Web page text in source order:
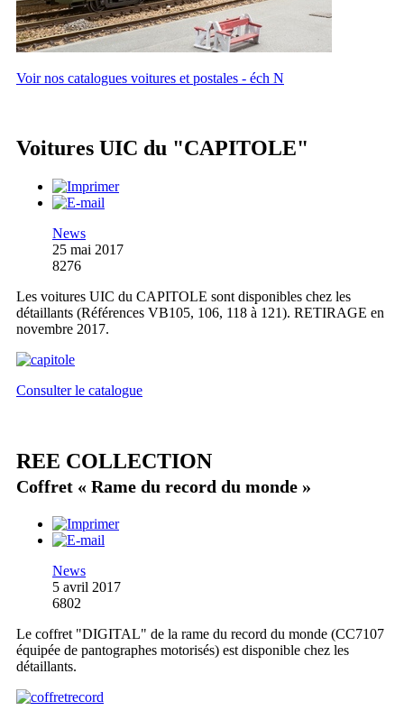
Voir nos catalogues voitures et postales - éch N
Voitures UIC du "CAPITOLE"
News
25 mai 2017
8276
Les voitures UIC du CAPITOLE sont disponibles chez les
détaillants (Références VB105, 106, 118 à 121). RETIRAGE en
novembre 2017.
Consulter le catalogue
REE COLLECTION
Coffret « Rame du record du monde »
News
5 avril 2017
6802
Le coffret "DIGITAL" de la rame du record du monde (CC7107
équipée de pantographes motorisés) est disponible chez les
détaillants.